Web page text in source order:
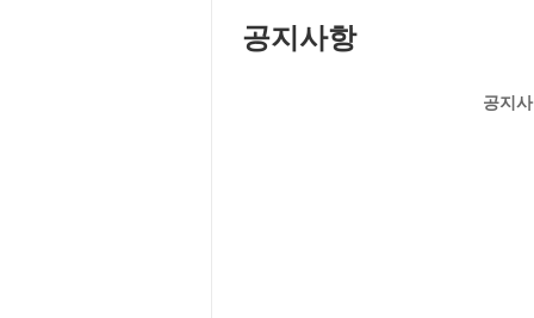
공지사항
공지